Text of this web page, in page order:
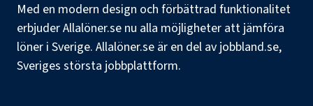
Med en modern design och förbättrad funktionalitet
erbjuder Allalöner.se nu alla möjligheter att jämföra
löner i Sverige. Allalöner.se är en del av jobbland.se,
Sveriges största jobbplattform.